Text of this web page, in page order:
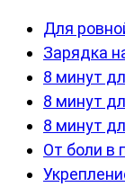
Для
Зарядка
8 минут
8 минут
8 минут
От боли в